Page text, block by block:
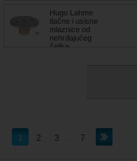
Hugo Lahme
tlačne i usisne
mlaznice od
nehrđajućeg
čelika
1 2 3 7